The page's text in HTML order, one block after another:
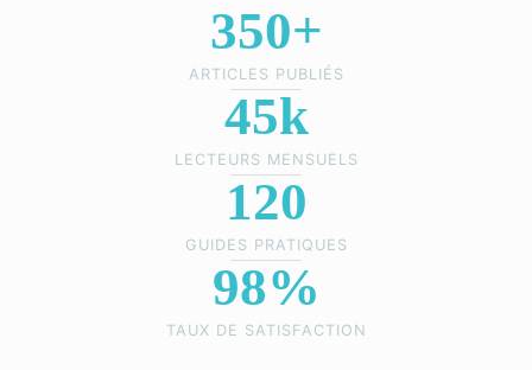
350+
ARTICLES PUBLIÉS
45k
LECTEURS MENSUELS
120
GUIDES PRATIQUES
98%
TAUX DE SATISFACTION